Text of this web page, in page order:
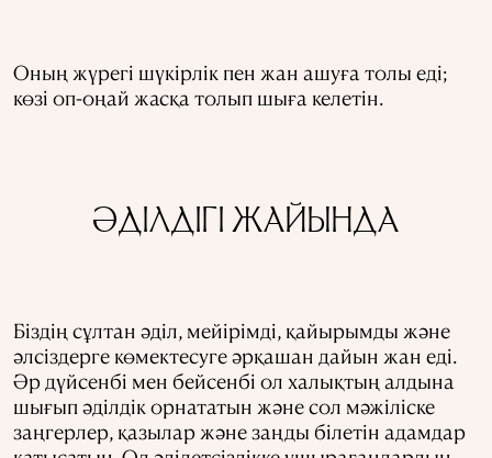
Оның жүрегі шүкірлік пен жан ашуға толы еді;
көзі оп-оңай жасқа толып шыға келетін.
ӘДІЛДІГІ ЖАЙЫНДА
Біздің сұлтан әділ, мейірімді, қайырымды және
әлсіздерге көмектесуге әрқашан дайын жан еді.
Әр дүйсенбі мен бейсенбі ол халықтың алдына
шығып әділдік орнататын және сол мәжіліске
заңгерлер, қазылар және заңды білетін адамдар